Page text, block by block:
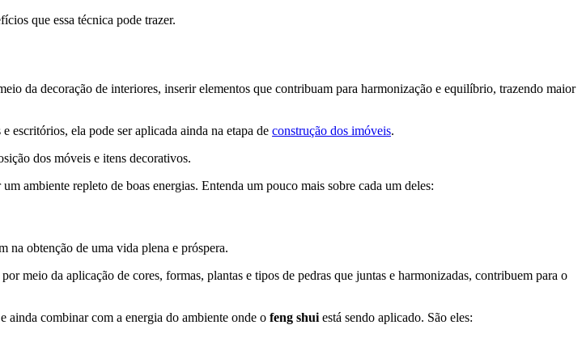
que essa técnica pode trazer.
da decoração de interiores, inserir elementos que contribuam para harmonização e equilíbrio, trazendo maior
escritórios, ela pode ser aplicada ainda na etapa de construção dos imóveis.
dos móveis e itens decorativos.
ambiente repleto de boas energias. Entenda um pouco mais sobre cada um deles:
na obtenção de uma vida plena e próspera.
meio da aplicação de cores, formas, plantas e tipos de pedras que juntas e harmonizadas, contribuem para o
ainda combinar com a energia do ambiente onde o feng shui está sendo aplicado. São eles: